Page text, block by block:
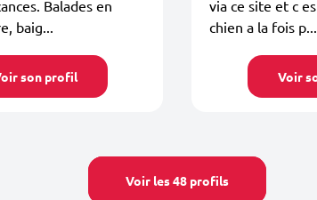
Balades en
baig...
son profil
via ce site et c
chien a la fois p...
Voir
Voir les 48 profils